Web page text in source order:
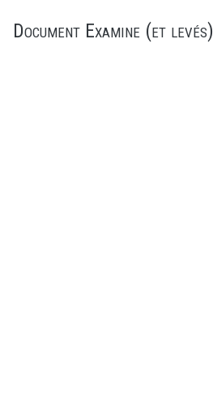
Document Examine (et levés)